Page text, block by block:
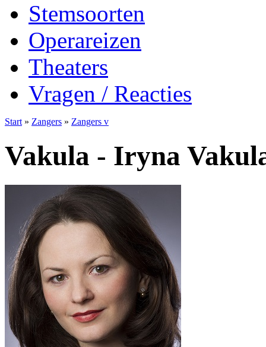
Stemsoorten
Operareizen
Theaters
Vragen / Reacties
Start » Zangers » Zangers v
Vakula - Iryna